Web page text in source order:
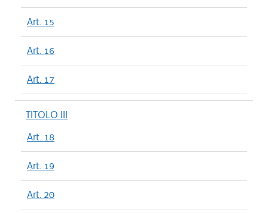
Art. 15
Art. 16
Art. 17
TITOLO III
Art. 18
Art. 19
Art. 20